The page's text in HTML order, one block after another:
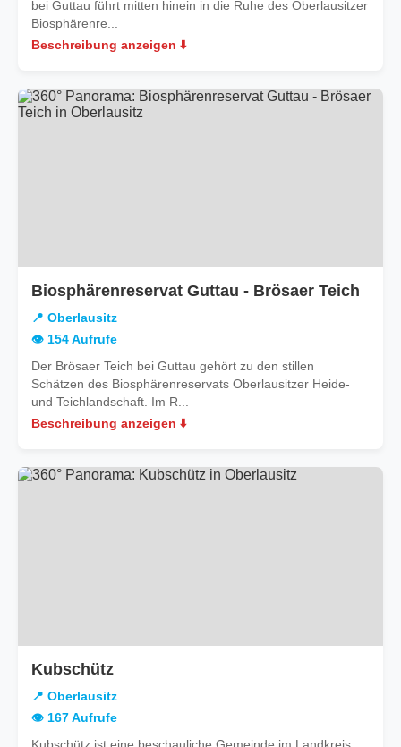
bei Guttau führt mitten hinein in die Ruhe des Oberlausitzer
Biosphärenre...
Beschreibung anzeigen ⬇️
Biosphärenreservat Guttau - Brösaer Teich
📍 Oberlausitz
👁️ 154 Aufrufe
Der Brösaer Teich bei Guttau gehört zu den stillen
Schätzen des Biosphärenreservats Oberlausitzer Heide-
und Teichlandschaft. Im R...
Beschreibung anzeigen ⬇️
Kubschütz
📍 Oberlausitz
👁️ 167 Aufrufe
Kubschütz ist eine beschauliche Gemeinde im Landkreis